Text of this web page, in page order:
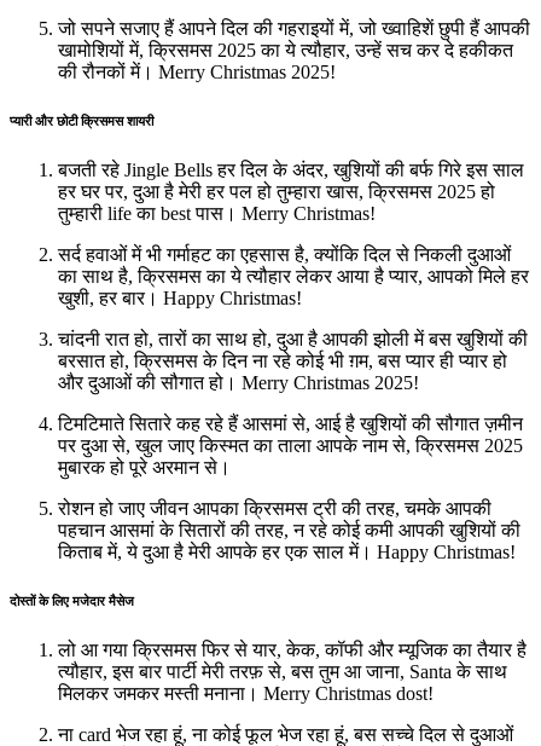
जो सपने सजाए हैं आपने दिल की गहराइयों में, जो ख्वाहिशें छुपी हैं आपकी
खामोशियों में, क्रिसमस 2025 का ये त्यौहार, उन्हें सच कर दे हकीकत
की रौनकों में। Merry Christmas 2025!
प्यारी और छोटी क्रिसमस शायरी
बजती रहे Jingle Bells हर दिल के अंदर, खुशियों की बर्फ गिरे इस साल
हर घर पर, दुआ है मेरी हर पल हो तुम्हारा खास, क्रिसमस 2025 हो
तुम्हारी life का best पास। Merry Christmas!
सर्द हवाओं में भी गर्माहट का एहसास है, क्योंकि दिल से निकली दुआओं
का साथ है, क्रिसमस का ये त्यौहार लेकर आया है प्यार, आपको मिले हर
खुशी, हर बार। Happy Christmas!
चांदनी रात हो, तारों का साथ हो, दुआ है आपकी झोली में बस खुशियों की
बरसात हो, क्रिसमस के दिन ना रहे कोई भी ग़म, बस प्यार ही प्यार हो
और दुआओं की सौगात हो। Merry Christmas 2025!
टिमटिमाते सितारे कह रहे हैं आसमां से, आई है खुशियों की सौगात ज़मीन
पर दुआ से, खुल जाए किस्मत का ताला आपके नाम से, क्रिसमस 2025
मुबारक हो पूरे अरमान से।
रोशन हो जाए जीवन आपका क्रिसमस ट्री की तरह, चमके आपकी
पहचान आसमां के सितारों की तरह, न रहे कोई कमी आपकी खुशियों की
किताब में, ये दुआ है मेरी आपके हर एक साल में। Happy Christmas!
दोस्तों के लिए मजेदार मैसेज
लो आ गया क्रिसमस फिर से यार, केक, कॉफी और म्यूजिक का तैयार है
त्यौहार, इस बार पार्टी मेरी तरफ़ से, बस तुम आ जाना, Santa के साथ
मिलकर जमकर मस्ती मनाना। Merry Christmas dost!
ना card भेज रहा हूं, ना कोई फूल भेज रहा हूं, बस सच्चे दिल से दुआओं